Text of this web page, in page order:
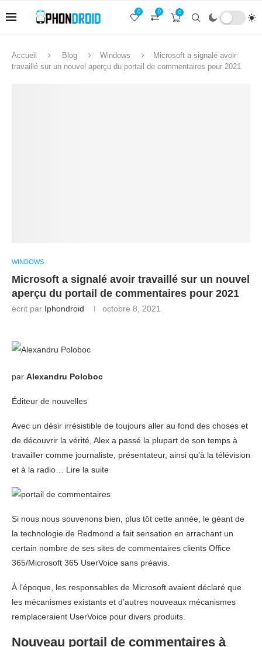
0
0
0
Accueil Blog Windows
Microsoft a signalé avoir
travaillé sur un nouvel aperçu du portail de commentaires pour 2021
WINDOWS
Microsoft a signalé avoir travaillé sur un nouvel
aperçu du portail de commentaires pour 2021
écrit par Iphondroid octobre 8, 2021
par Alexandru Poloboc
Éditeur de nouvelles
Avec un désir irrésistible de toujours aller au fond des choses et
de découvrir la vérité, Alex a passé la plupart de son temps à
travailler comme journaliste, présentateur, ainsi qu’à la télévision
et à la radio… Lire la suite
Si nous nous souvenons bien, plus tôt cette année, le géant de
la technologie de Redmond a fait sensation en arrachant un
certain nombre de ses sites de commentaires clients Office
365/Microsoft 365 UserVoice sans préavis.
À l’époque, les responsables de Microsoft avaient déclaré que
les mécanismes existants et d’autres nouveaux mécanismes
remplaceraient UserVoice pour divers produits.
Nouveau portail de commentaires à